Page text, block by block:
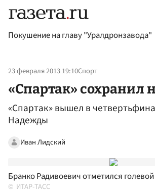
Покушение на главу "Уралдронзавода"
23 февраля 2013 19:10Спорт
«Спартак» сохранил
«Спартак» вышел в
Надежды
Иван Лидский
Бранко Радивоевич отметился
ИТАР-ТАСС